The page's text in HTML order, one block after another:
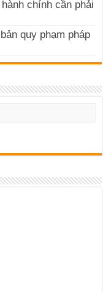
chính cần phải
quy phạm pháp